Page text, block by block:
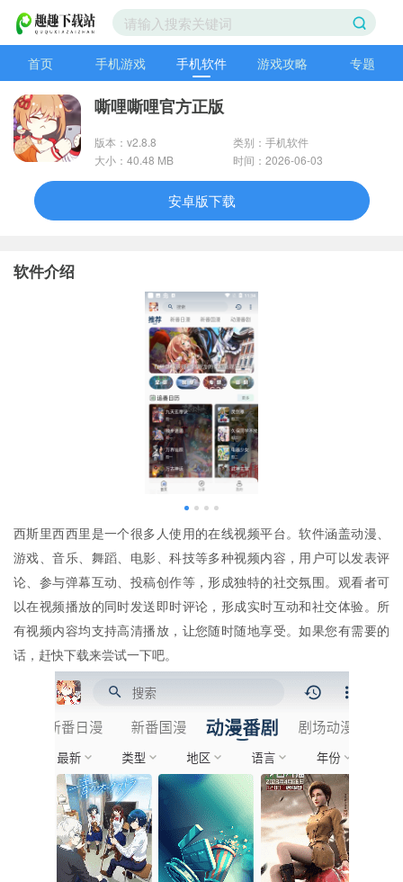
首页 手机游戏 手机软件 游戏攻略 专题
嘶哩嘶哩官方正版
版本：v2.8.8
类别：手机软件
大小：40.48 MB
时间：2026-06-03
安卓版下载
软件介绍
西斯里西西里是一个很多人使用的在线视频平台。软件涵盖动漫、
游戏、音乐、舞蹈、电影、科技等多种视频内容，用户可以发表评
论、参与弹幕互动、投稿创作等，形成独特的社交氛围。观看者可
以在视频播放的同时发送即时评论，形成实时互动和社交体验。所
有视频内容均支持高清播放，让您随时随地享受。如果您有需要的
话，赶快下载来尝试一下吧。